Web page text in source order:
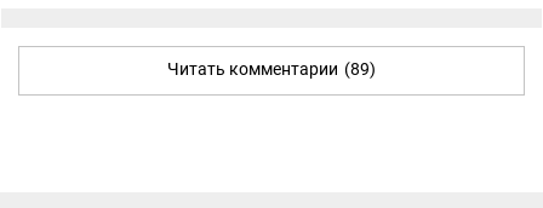
Читать комментарии (89)